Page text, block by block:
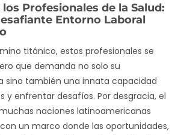
Profesionales de la Salud:
Entorno Laboral
titánico, estos profesionales se
que demanda no solo su
también una innata capacidad
y enfrentar desafíos. Por desgracia, el
naciones latinoamericanas
un marco donde las oportunidades,